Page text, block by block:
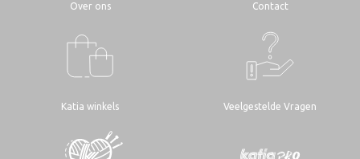
Over ons Contact
Katia winkels Veelgestelde Vragen